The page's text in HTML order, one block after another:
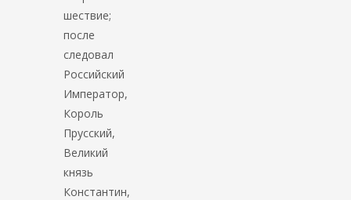
шествие;
после
следовал
Российский
Император,
Король
Прусский,
Великий
князь
Константин,